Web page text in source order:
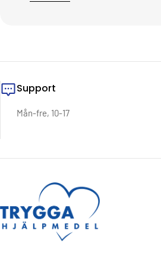
Support
Mån-fre, 10-17